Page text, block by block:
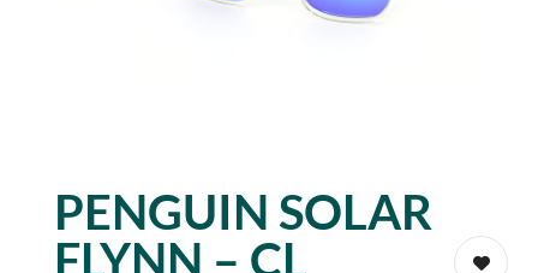
PENGUIN SOLAR
FLYNN – CL